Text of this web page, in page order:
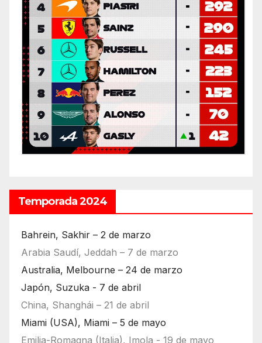
Temporada 2024
Bahrein, Sakhir – 2 de marzo
Arabia Saudí, Jeddah – 7 de marzo
Australia, Melbourne – 24 de marzo
Japón, Suzuka - 7 de abril
China, Shanghái – 21 de abril
Miami (USA), Miami – 5 de mayo
Emilia-Romagna (Italia), Imola - 19 de mayo